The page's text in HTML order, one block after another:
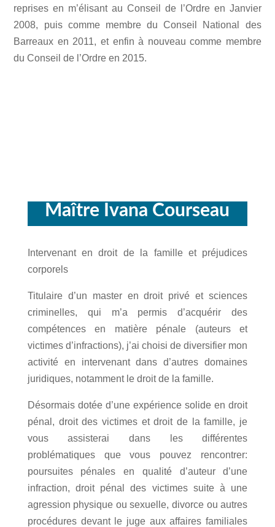
reprises en m’élisant au Conseil de l’Ordre en Janvier
2008, puis comme membre du Conseil National des
Barreaux en 2011, et enfin à nouveau comme membre
du Conseil de l’Ordre en 2015.
Maître Ivana Courseau
Intervenant en droit de la famille et préjudices
corporels
Titulaire d’un master en droit privé et sciences
criminelles, qui m’a permis d’acquérir des
compétences en matière pénale (auteurs et
victimes d’infractions), j’ai choisi de diversifier mon
activité en intervenant dans d’autres domaines
juridiques, notamment le droit de la famille.
Désormais dotée d’une expérience solide en droit
pénal, droit des victimes et droit de la famille, je
vous assisterai dans les différentes
problématiques que vous pouvez rencontrer:
poursuites pénales en qualité d’auteur d’une
infraction, droit pénal des victimes suite à une
agression physique ou sexuelle, divorce ou autres
procédures devant le juge aux affaires familiales